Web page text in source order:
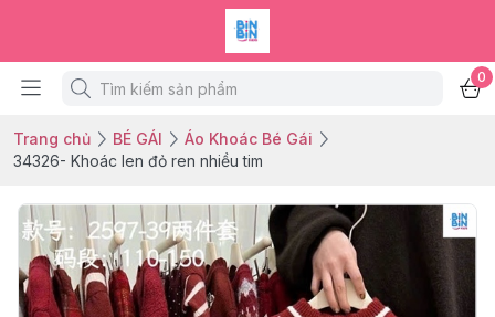
0
Trang chủ BÉ GÁI
Áo Khoác Bé Gái
34326- Khoác len đỏ ren nhiều tim